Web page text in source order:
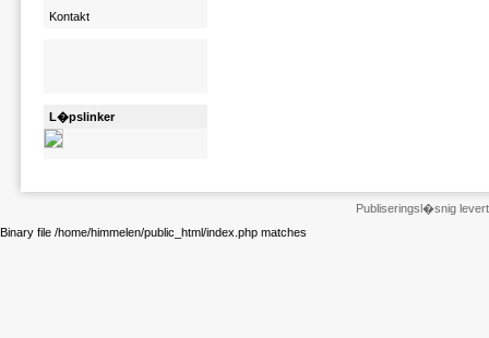
Kontakt
L�pslinker
Publiseringsl�snig
Binary file /home/himmelen/public_html/index.php matches